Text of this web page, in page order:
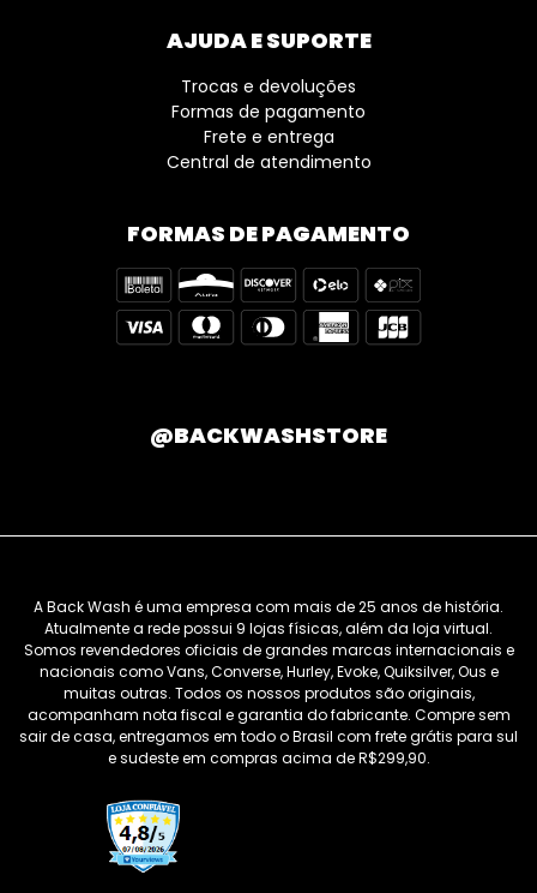
AJUDA E SUPORTE
Trocas e devoluções
Formas de pagamento
Frete e entrega
Central de atendimento
FORMAS DE PAGAMENTO
@BACKWASHSTORE
A Back Wash é uma empresa com mais de 25 anos de história.
Atualmente a rede possui 9 lojas físicas, além da loja virtual.
Somos revendedores oficiais de grandes marcas internacionais e
nacionais como Vans, Converse, Hurley, Evoke, Quiksilver, Ous e
muitas outras. Todos os nossos produtos são originais,
acompanham nota fiscal e garantia do fabricante. Compre sem
sair de casa, entregamos em todo o Brasil com frete grátis para sul
e sudeste em compras acima de R$299,90.